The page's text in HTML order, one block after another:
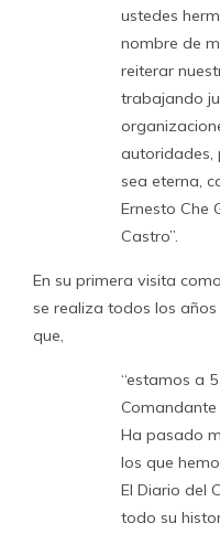
ustedes
nombre de
reiterar
trabajando
autoridades,
sea eterna,
Ernesto Che
Castro”.
En su primera visita
se realiza todos los
que,
“estamos a
Comandante
Ha pasado
los que
El Diario del
todo su